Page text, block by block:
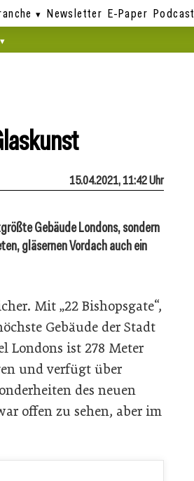
Newsletter E-Paper Podcast
15.04.2021, 11:42 Uhr
Gebäude Londons, sondern
gläsernen Vordach auch ein
Mit „22 Bishopsgate“,
Gebäude der Stadt
Londons ist 278 Meter
und verfügt über
des neuen
offen zu sehen, aber im